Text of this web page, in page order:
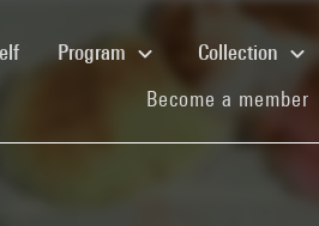
(current)Program Collection
Become a member